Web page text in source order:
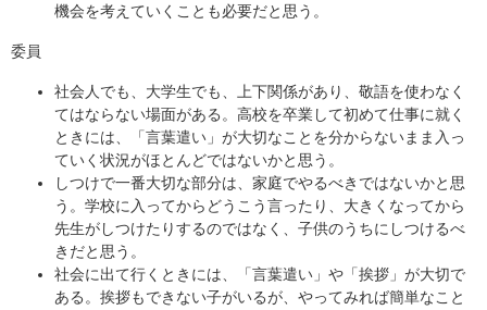
機会を考えていくことも必要だと思う。
委員
社会人でも、大学生でも、上下関係があり、敬語を使わなく
てはならない場面がある。高校を卒業して初めて仕事に就く
ときには、「言葉遣い」が大切なことを分からないまま入っ
ていく状況がほとんどではないかと思う。
しつけで一番大切な部分は、家庭でやるべきではないかと思
う。学校に入ってからどうこう言ったり、大きくなってから
先生がしつけたりするのではなく、子供のうちにしつけるべ
きだと思う。
社会に出て行くときには、「言葉遣い」や「挨拶」が大切で
ある。挨拶もできない子がいるが、やってみれば簡単なこと